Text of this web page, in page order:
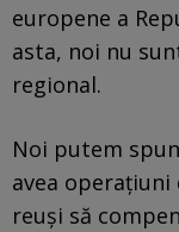
europene a
asta, noi nu
regional.
Noi putem
avea
reuși să